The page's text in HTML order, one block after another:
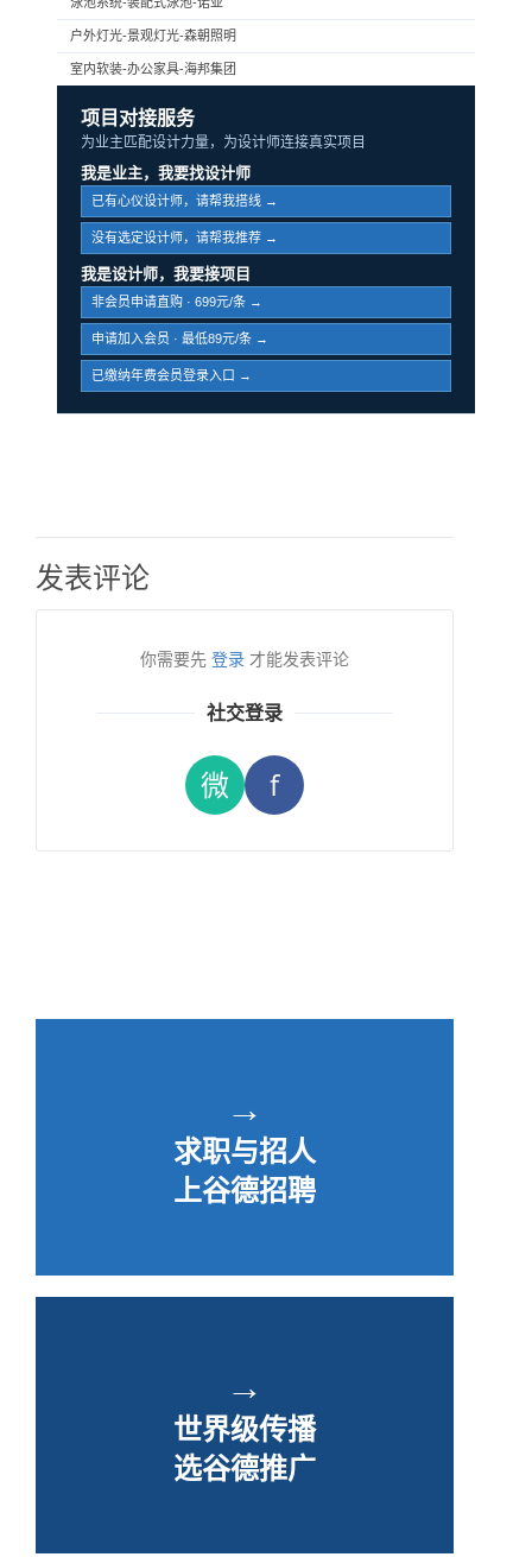
户外灯光-景观灯光-森朝照明
室内软装-办公家具-海邦集团
项目对接服务
为业主匹配设计力量，为设计师连接真实项目
我是业主，我要找设计师
已有心仪设计师，请帮我搭线 →
没有选定设计师，请帮我推荐 →
我是设计师，我要接项目
非会员申请直购 · 699元/条 →
申请加入会员 · 最低89元/条 →
已缴纳年费会员登录入口 →
发表评论
你需要先 登录 才能发表评论
社交登录
微 f
→
求职与招人
上谷德招聘
→
世界级传播
选谷德推广